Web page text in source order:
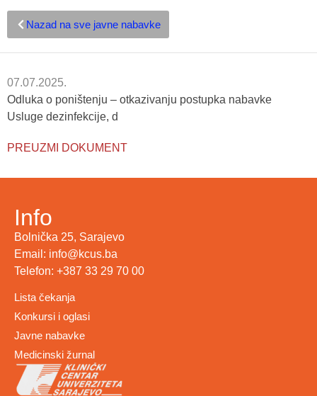
Nazad na sve javne nabavke
07.07.2025.
Odluka o poništenju – otkazivanju postupka nabavke
Usluge dezinfekcije, d
PREUZMI DOKUMENT
Info
Bolnička 25, Sarajevo
Email: info@kcus.ba
Telefon: +387 33 29 70 00
Lista čekanja
Konkursi i oglasi
Javne nabavke
Medicinski žurnal